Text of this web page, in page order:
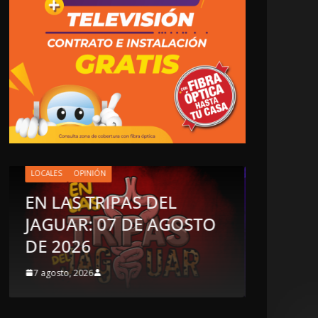
LOCALES OPINIÓN
LUJOS SUBSIDIADOS
6 agosto, 2026